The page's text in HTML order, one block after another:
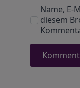
Name, E-
diesem